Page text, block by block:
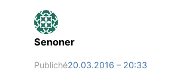
Senoner
Publiché20.03.2016 – 20:33